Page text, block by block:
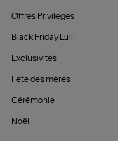
Offres Privilèges
Black Friday Lulli
Exclusivités
Fête des mères
Cérémonie
Noël